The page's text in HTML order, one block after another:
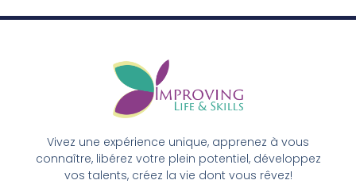
Vivez une expérience unique, apprenez à vous
connaître, libérez votre plein potentiel, développez
vos talents, créez la vie dont vous rêvez!